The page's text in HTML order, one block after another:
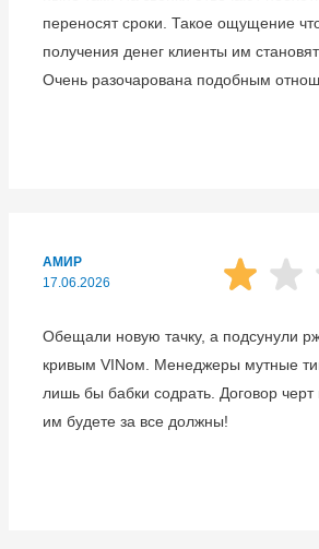
переносят сроки. Такое ощущение
получения денег клиенты им
Очень разочарована подобным
АМИР
17.06.2026
Обещали новую тачку, а подсунули
кривым VINом. Менеджеры мутные
лишь бы бабки содрать. Договор черт
им будете за все должны!